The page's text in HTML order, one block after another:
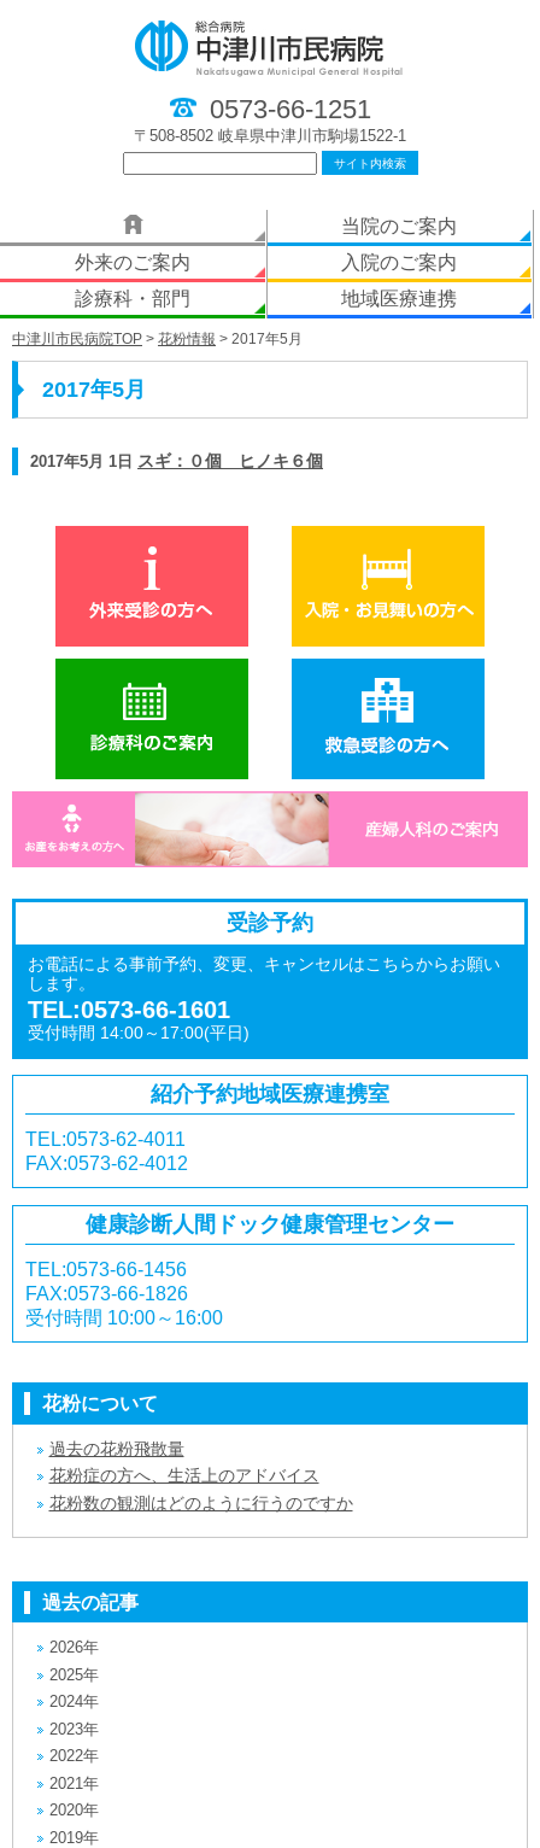
0573-66-1251
〒508-8502 岐阜県中津川市駒場1522-1
当院のご案内
外来のご案内
入院のご案内
診療科・部門
地域医療連携
中津川市民病院TOP > 花粉情報 > 2017年5月
2017年5月
2017年5月 1日 スギ：０個 ヒノキ６個
受診予約
お電話による事前予約、変更、キャンセルはこちらからお願い
します。
TEL:0573-66-1601
受付時間 14:00～17:00(平日)
紹介予約地域医療連携室
TEL:0573-62-4011
FAX:0573-62-4012
健康診断人間ドック健康管理センター
TEL:0573-66-1456
FAX:0573-66-1826
受付時間 10:00～16:00
花粉について
過去の花粉飛散量
花粉症の方へ、生活上のアドバイス
花粉数の観測はどのように行うのですか
過去の記事
2026年
2025年
2024年
2023年
2022年
2021年
2020年
2019年